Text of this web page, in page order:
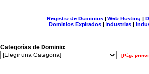
Registro de Dominios| Web Hosting |
Dominios Expirados | Industrias |
Categorías de Dominio:
[Pág.